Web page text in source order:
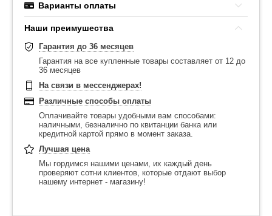
Варианты оплаты
Наши преимушества
Гарантия до 36 месяцев
Гарантия на все купленные товары составляет от 12 до
36 месяцев
На связи в мессенджерах!
Различные способы оплаты
Оплачивайте товары удобными вам способами:
наличными, безналично по квитанции банка или
кредитной картой прямо в момент заказа.
Лучшая цена
Мы гордимся нашими ценами, их каждый день
проверяют сотни клиентов, которые отдают выбор
нашему интернет - магазину!